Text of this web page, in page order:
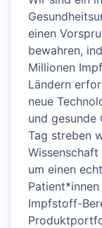
einen
bewahren,
Millionen
Ländern
neue
und gesunde
Tag streben
um einen
Impfstoff-